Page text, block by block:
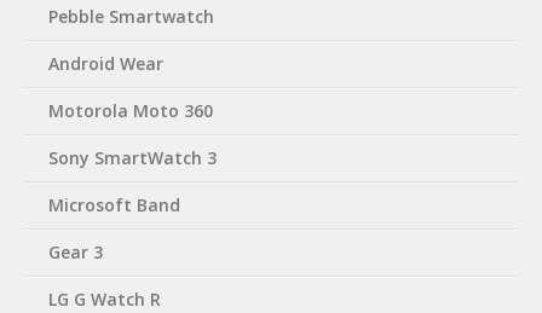
Pebble Smartwatch
Android Wear
Motorola Moto 360
Sony SmartWatch 3
Microsoft Band
Gear 3
LG G Watch R